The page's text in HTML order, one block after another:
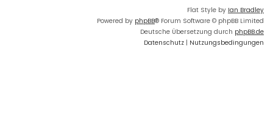
Flat Style by Ian Bradley
Powered by phpBB® Forum Software © phpBB Limited
Deutsche Übersetzung durch phpBB.de
Datenschutz | Nutzungsbedingungen